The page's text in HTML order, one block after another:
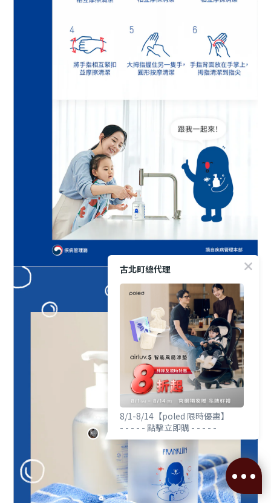
立即購買
古北町總代理
8/1-8/14【poled 限時優惠】
- - - - - 點擊立即購 - - - - -